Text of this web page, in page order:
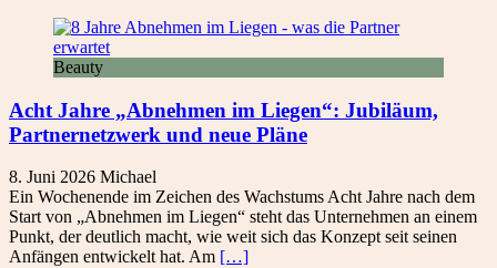
Beauty
Acht Jahre „Abnehmen im Liegen“: Jubiläum,
Partnernetzwerk und neue Pläne
8. Juni 2026 Michael
Ein Wochenende im Zeichen des Wachstums Acht Jahre nach dem
Start von „Abnehmen im Liegen“ steht das Unternehmen an einem
Punkt, der deutlich macht, wie weit sich das Konzept seit seinen
Anfängen entwickelt hat. Am […]